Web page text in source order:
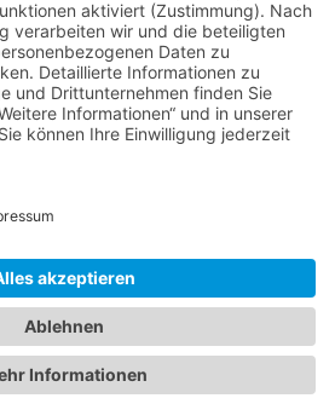
für mehr Lebensqualität.
AGB´s
Impressum
Datenschutz
beratung.de
Facebook InstagramLinkedIn